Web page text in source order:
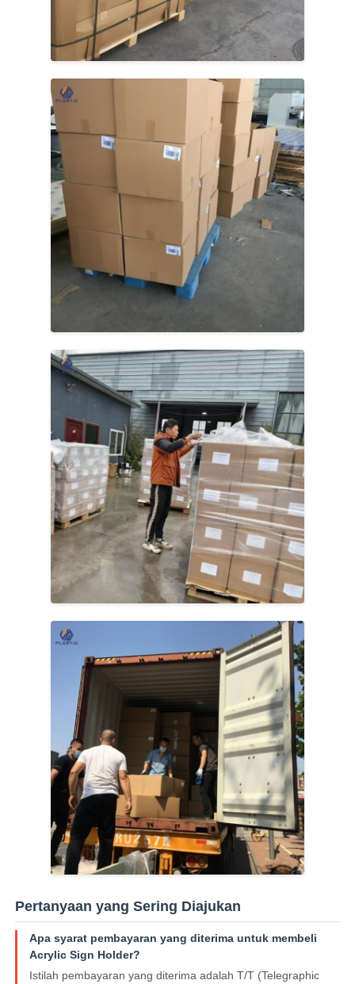
Pertanyaan yang Sering Diajukan
Apa syarat pembayaran yang diterima untuk membeli
Acrylic Sign Holder?
Istilah pembayaran yang diterima adalah T/T (Telegraphic